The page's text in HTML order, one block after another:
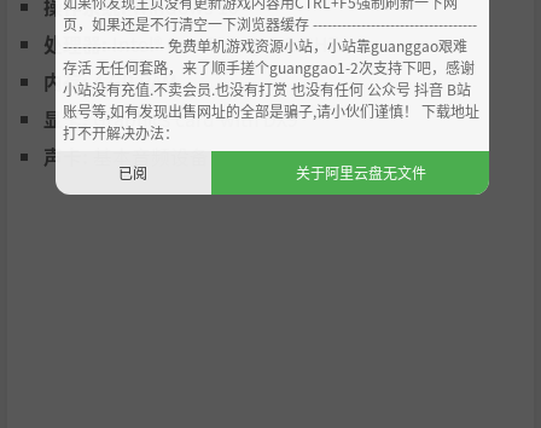
操作系统:Windows 10
处理器:Intel® Core™ i3 @ 3.2 GHZ
内存:4 GB RAM
显卡:Graphics card with DX9
声卡:
页，如果还是不行清空一下浏览器缓存 ----------------------------------
--------------------- 免费单机游戏资源小站，小站靠guanggao艰难
存活 无任何套路，来了顺手搓个guanggao1-2次支持下吧，感谢
小站没有充值.不卖会员.也没有打赏 也没有任何 公众号 抖音 B站
账号等,如有发现出售网址的全部是骗子,请小伙们谨慎！ 下载地址
打不开解决办法：
已阅
关于阿里云盘无文件